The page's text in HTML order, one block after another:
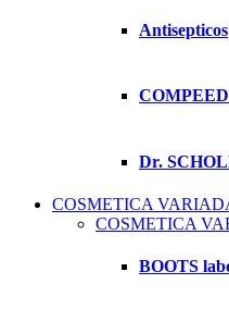
Antisepticos
COMPEED
Dr.
COSMETICA
COSMETICA
BOOTS